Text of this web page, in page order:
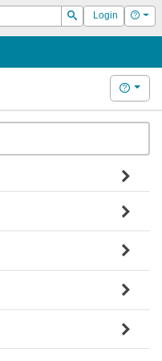
Suchen
Login Hilfe
Hilfe